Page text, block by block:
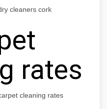
cleaners cork
rates
cleaning rates